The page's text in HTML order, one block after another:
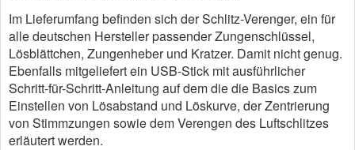
Im Lieferumfang befinden sich der Schlitz-Verenger, ein für
alle deutschen Hersteller passender Zungenschlüssel,
Lösblättchen, Zungenheber und Kratzer. Damit nicht genug.
Ebenfalls mitgeliefert ein USB-Stick mit ausführlicher
Schritt-für-Schritt-Anleitung auf dem die die Basics zum
Einstellen von Lösabstand und Löskurve, der Zentrierung
von Stimmzungen sowie dem Verengen des Luftschlitzes
erläutert werden.